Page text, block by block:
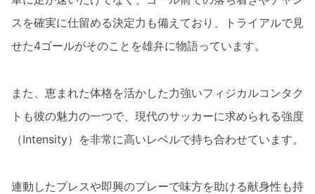
スを確実に仕留める決定力も備えており、トライアルで見
せた4ゴールがそのことを雄弁に物語っています。
また、恵まれた体格を活かした力強いフィジカルコンタク
トも彼の魅力の一つで、現代のサッカーに求められる強度
（Intensity）を非常に高いレベルで持ち合わせています。
連動したプレスや即興のプレーで味方を助ける献身性も持